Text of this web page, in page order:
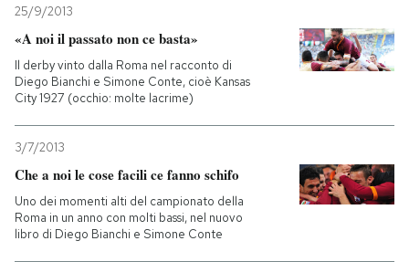
25/9/2013
«A noi il passato non ce basta»
Il derby vinto dalla Roma nel racconto di
Diego Bianchi e Simone Conte, cioè Kansas
City 1927 (occhio: molte lacrime)
3/7/2013
Che a noi le cose facili ce fanno schifo
Uno dei momenti alti del campionato della
Roma in un anno con molti bassi, nel nuovo
libro di Diego Bianchi e Simone Conte